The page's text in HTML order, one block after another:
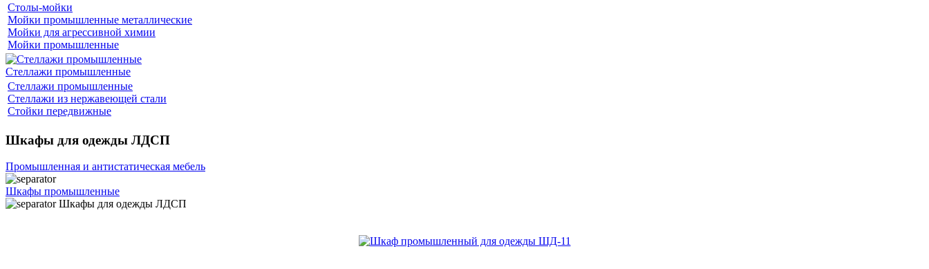
Столы-мойки
Мойки промышленные металлические
Мойки для агрессивной химии
Мойки промышленные
Стеллажи промышленные
Стеллажи промышленные
Стеллажи из нержавеющей стали
Стойки передвижные
Шкафы для одежды ЛДСП
Промышленная и антистатическая мебель
Шкафы промышленные
Шкафы для одежды ЛДСП